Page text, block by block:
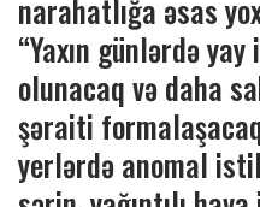
narahatlığa əsas
“Yaxın günlərdə
olunacaq və daha
şəraiti
yerlərdə anomal